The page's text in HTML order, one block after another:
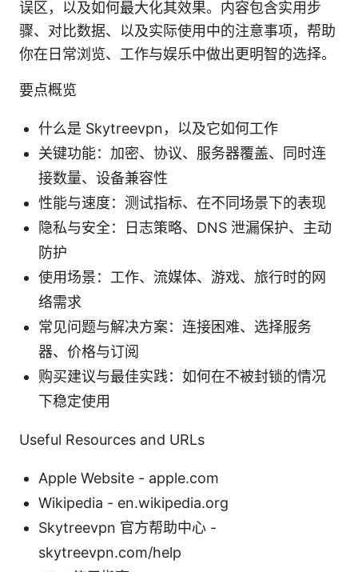
误区，以及如何最大化其效果。内容包含实用步
骤、对比数据、以及实际使用中的注意事项，帮助
你在日常浏览、工作与娱乐中做出更明智的选择。
要点概览
什么是 Skytreevpn，以及它如何工作
关键功能：加密、协议、服务器覆盖、同时连
接数量、设备兼容性
性能与速度：测试指标、在不同场景下的表现
隐私与安全：日志策略、DNS 泄漏保护、主动
防护
使用场景：工作、流媒体、游戏、旅行时的网
络需求
常见问题与解决方案：连接困难、选择服务
器、价格与订阅
购买建议与最佳实践：如何在不被封锁的情况
下稳定使用
Useful Resources and URLs
Apple Website - apple.com
Wikipedia - en.wikipedia.org
Skytreevpn 官方帮助中心 -
skytreevpn.com/help